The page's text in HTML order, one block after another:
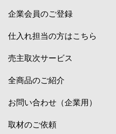
企業会員のご登録
仕入れ担当の方はこちら
売主取次サービス
全商品のご紹介
お問い合わせ（企業用）
取材のご依頼